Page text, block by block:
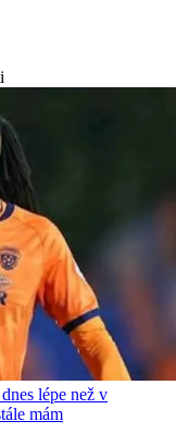
lépe než v
mám